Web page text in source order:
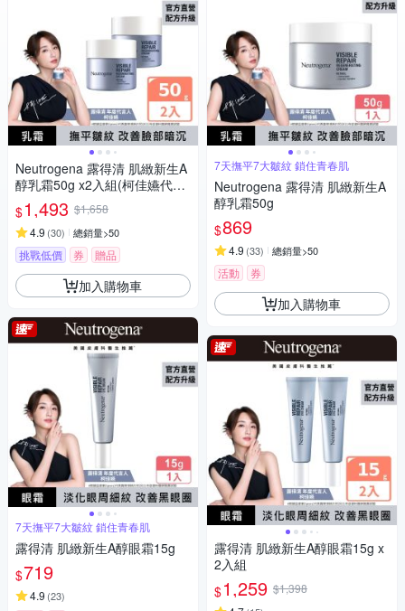
Neutrogena 露得清 肌緻新生A
醇乳霜50g x2入組(柯佳嬿代言/
抗老推薦)
$1,493 $1,658
4.9 (30) 總銷量>50
挑戰低價 券 贈品
加入購物車
7天撫平7大皺紋 鎖住青春肌
露得清 肌緻新生A醇眼霜15g
$719
4.9 (23)
7天撫平7大皺紋 鎖住青春肌
Neutrogena 露得清 肌緻新生A
醇乳霜50g
$869
4.9 (33) 總銷量>50
活動 券
加入購物車
露得清 肌緻新生A醇眼霜15g x
2入組
$1,259 $1,398